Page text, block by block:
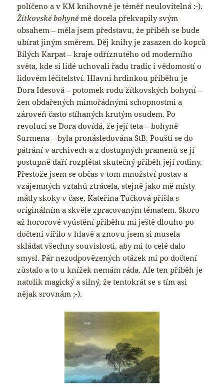
políčeno a v KM knihovně je téměř neulovitelná :-).
Žítkovské bohyněmě docela překvapily svým
obsahem – měla jsem představu, že příběh se bude
ubírat jiným směrem. Děj knihy je zasazen do kopců
Bílých Karpat – kraje odříznutého od moderního
světa, kde si lidé uchovali řadu tradic i vědomostí o
lidovém léčitelství. Hlavní hrdinkou příběhu je
Dora Idesová – potomek rodu žítkovských bohyní –
žen obdařených mimořádnými schopnostmi a
zároveň často stíhaných krutým osudem. Po
revoluci se Dora dovídá, že její teta – bohyně
Surmena – byla pronásledována StB. Pouští se do
pátrání v archivech a z dostupných pramenů se jí
postupně daří rozplétat skutečný příběh její rodiny.
Přestože jsem se občas v tom množství postav a
vzájemných vztahů ztrácela, stejně jako mě místy
mátly skoky v čase, Kateřina Tučková přišla s
originálním a skvěle zpracovaným tématem. Skoro
až hororové vyústění příběhu mi ještě dlouho po
dočtení vířilo v hlavě a znovu jsem si musela
skládat všechny souvislosti, aby mi to celé dalo
smysl. Pár nezodpovězených otázek mi po dočtení
zůstalo a to u knížek nemám ráda. Ale ten příběh je
natolik magický a silný, že tentokrát se s tím asi
nějak srovnám ;-).